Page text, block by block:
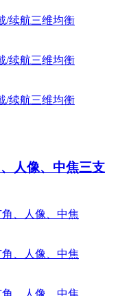
人像、中焦三支